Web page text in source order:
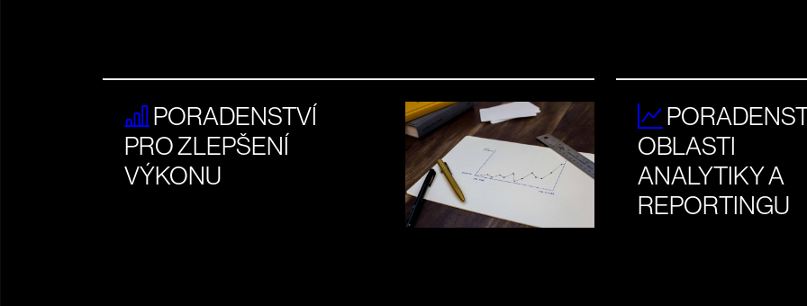
PORADENSTVÍ
PRO ZLEPŠENÍ
VÝKONU
OBLASTI
ANALYTIKY A
REPORTINGU